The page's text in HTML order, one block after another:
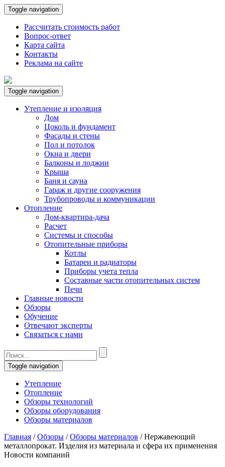
Toggle navigation
Рассчитать стоимость работ
Вопрос-ответ
Карта сайта
Контакты
Реклама на сайте
Toggle navigation
Утепление и изоляция
Дом
Цоколь и фундамент
Фасады и стены
Пол и потолок
Окна и двери
Балконы и лоджии
Крыша
Баня и сауна
Гараж и другие сооружения
Трубопроводы и коммуникации
Отопление
Дом-квартира-дача
Расчет
Системы и способы
Отопительные приборы
Котлы
Батареи и радиаторы
Приборы учета тепла
Составные части отопительных систем
Печи
Главные новости
Обзоры
Обучение
Отвечают эксперты
Связаться с нами
Toggle navigation
Утепление
Отопление
Обзоры технологий
Обзоры оборудования
Обзоры материалов
Главная /Обзоры /Обзоры материалов /Нержавеющий
металлопрокат. Изделия из материала и сфера их применения
Новости компаний